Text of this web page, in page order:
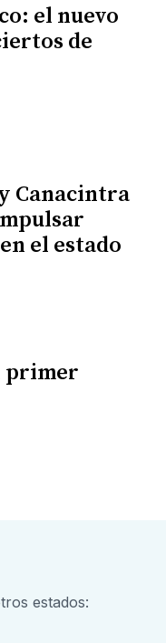
el nuevo
de
Canacintra
el estado
primer
estados: